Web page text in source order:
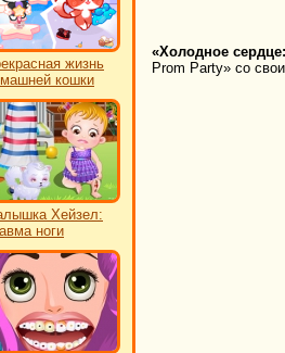
жизнь
кошки
Хейзел:
ноги
«Холодное
Prom Party» со